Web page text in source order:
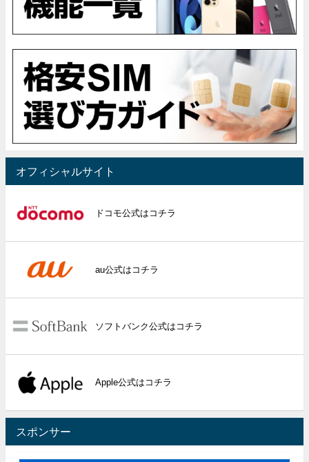
オフィシャルサイト
ドコモ公式はコチラ
au公式はコチラ
ソフトバンク公式はコチラ
Apple公式はコチラ
スポンサー